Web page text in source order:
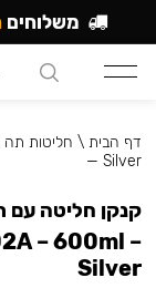
דף הבית \ חליטות תה
— Silver
קנקן חליטה עם
– 600ml –
Silver
משלוחים